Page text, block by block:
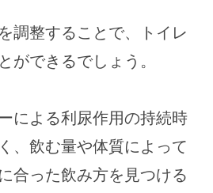
調整することで、トイレ
ができるでしょう。
による利尿作用の持続時
、飲む量や体質によって
合った飲み方を見つける